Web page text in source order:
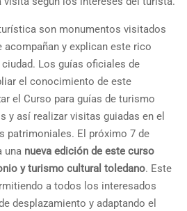
son monumentos visitados
y explican este rico
Los guías oficiales de
el conocimiento de este
el Curso para guías de turismo
y así realizar visitas guiadas en el
patrimoniales. El próximo 7 de
una nueva edición de este curso
y turismo cultural toledano. Este
a todos los interesados
desplazamiento y adaptando el